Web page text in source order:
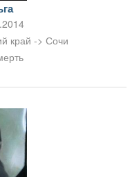
край -> Сочи